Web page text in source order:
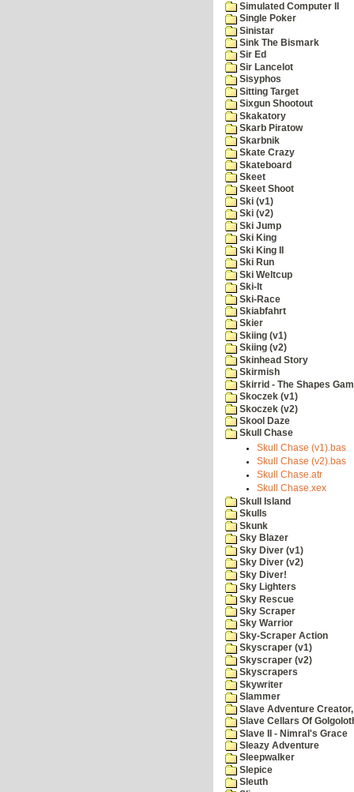
Simulated Computer II
Single Poker
Sinistar
Sink The Bismark
Sir Ed
Sir Lancelot
Sisyphos
Sitting Target
Sixgun Shootout
Skakatory
Skarb Piratow
Skarbnik
Skate Crazy
Skateboard
Skeet
Skeet Shoot
Ski (v1)
Ski (v2)
Ski Jump
Ski King
Ski King II
Ski Run
Ski Weltcup
Ski-It
Ski-Race
Skiabfahrt
Skier
Skiing (v1)
Skiing (v2)
Skinhead Story
Skirmish
Skirrid - The Shapes
Skoczek (v1)
Skoczek (v2)
Skool Daze
Skull Chase
Skull Chase (v1).bas
Skull Chase (v2).bas
Skull Chase.atr
Skull Chase.xex
Skull Island
Skulls
Skunk
Sky Blazer
Sky Diver (v1)
Sky Diver (v2)
Sky Diver!
Sky Lighters
Sky Rescue
Sky Scraper
Sky Warrior
Sky-Scraper Action
Skyscraper (v1)
Skyscraper (v2)
Skyscrapers
Skywriter
Slammer
Slave Adventure Creator,
Slave Cellars Of
Slave II - Nimral's Grace
Sleazy Adventure
Sleepwalker
Slepice
Sleuth